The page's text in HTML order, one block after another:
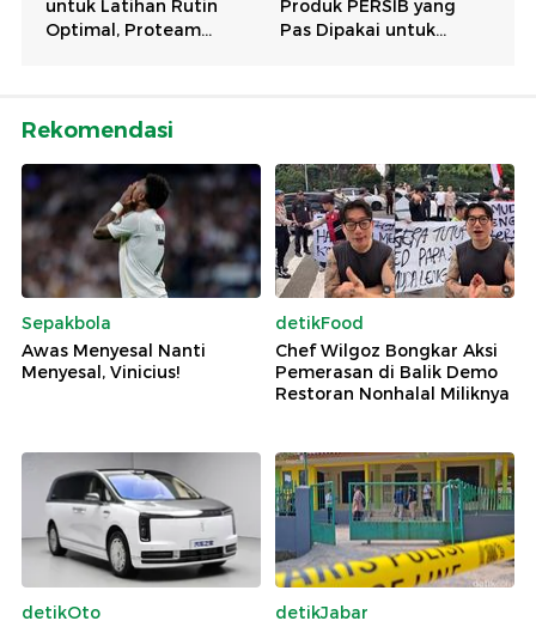
Rekomendasi
Sepakbola
Awas Menyesal Nanti
Menyesal, Vinicius!
detikFood
Chef Wilgoz Bongkar Aksi
Pemerasan di Balik Demo
Restoran Nonhalal Miliknya
detikOto
detikJabar